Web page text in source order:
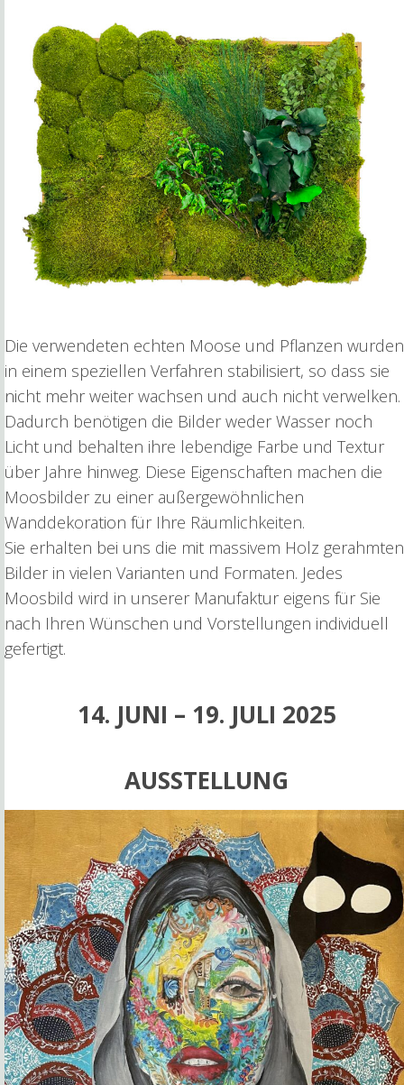
Die verwendeten echten Moose und Pflanzen wurden
in einem speziellen Verfahren stabilisiert, so dass sie
nicht mehr weiter wachsen und auch nicht verwelken.
Dadurch benötigen die Bilder weder Wasser noch
Licht und behalten ihre lebendige Farbe und Textur
über Jahre hinweg. Diese Eigenschaften machen die
Moosbilder zu einer außergewöhnlichen
Wanddekoration für Ihre Räumlichkeiten.
Sie erhalten bei uns die mit massivem Holz gerahmten
Bilder in vielen Varianten und Formaten. Jedes
Moosbild wird in unserer Manufaktur eigens für Sie
nach Ihren Wünschen und Vorstellungen individuell
gefertigt.
14. JUNI – 19. JULI 2025
AUSSTELLUNG